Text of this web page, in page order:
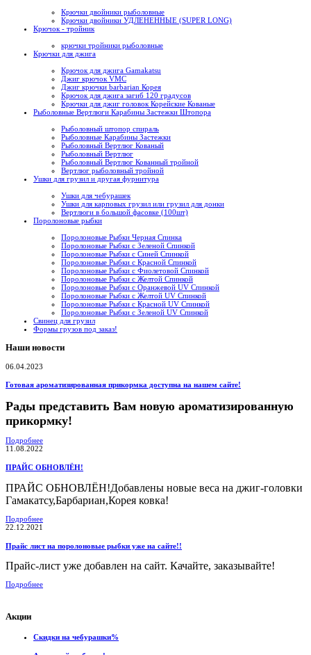
Крючки двойники рыболовные
Крючки двойники УДЛЕНЕННЫЕ (SUPER LONG)
Крючок - тройник
крючки тройники рыболовные
Крючки для джига
Крючок для джига Gamakatsu
Джиг крючок VMC
Джиг крючки barbarian Корея
Крючок для джига загиб 120 градусов
Крючки для джиг головок Корейские Кованые
Рыболовные Вертлюги Карабины Застежки Штопора
Рыболовный штопор спираль
Рыболовные Карабины Застежки
Рыболовный Вертлюг Кованый
Рыболовный Вертлюг
Рыболовный Вертлюг Кованный тройной
Вертлюг рыболовный тройной
Ушки для грузил и другая фурнитура
Ушки для чебурашек
Ушки для карповых грузил или грузил для донки
Вертлюги в большой фасовке (100шт)
Поролоновые рыбки
Поролоновые Рыбки Черная Спинка
Поролоновые Рыбки с Зеленой Спинкой
Поролоновые Рыбки с Синей Спинкой
Поролоновые Рыбки с Красной Спинкой
Поролоновые Рыбки с Фиолетовой Спинкой
Поролоновые Рыбки с Желтой Спинкой
Поролоновые Рыбки с Оранжевой UV Спинкой
Поролоновые Рыбки с Желтой UV Спинкой
Поролоновые Рыбки с Красной UV Спинкой
Поролоновые Рыбки с Зеленой UV Спинкой
Свинец для грузил
Формы грузов под заказ!
Наши новости
06.04.2023
Готовая ароматизированная прикормка доступна на нашем сайте!
Рады представить Вам новую ароматизированную
прикормку!
Подробнее
11.08.2022
ПРАЙС ОБНОВЛЁН!
ПРАЙС ОБНОВЛЁН!Добавлены новые веса на джиг-головки
Гамакатсу,Барбариан,Корея ковка!
Подробнее
22.12.2021
Прайс лист на поролоновые рыбки уже на сайте!!
Прайс-лист уже добавлен на сайт. Качайте, заказывайте!
Подробнее
Акции
Скидки на чебурашки%